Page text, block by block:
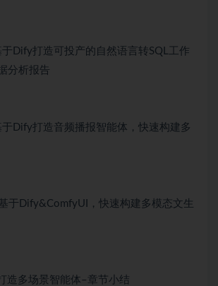
Dify打造可投产的自然语言转SQL工作
分析报告
Dify打造音频播报智能体，快速构建多
于Dify&ComfyUI，快速构建多模态文生
造多场景智能体–章节小结